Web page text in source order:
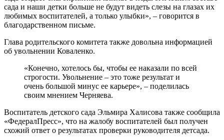
сада и наши детки больше не будут видеть слезы на глазах их
любимых воспитателей, а только улыбки», – говорится в
благодарственном письме.
Глава родительского комитета также довольна информацией
об увольнении Коваленко.
«Конечно, хотелось бы, чтобы ее наказали по всей
строгости. Увольнение – это тоже результат и
очень большой минус ее карьере», – поделилась
своим мнением Черняева.
Воспитатель детского сада Эльмира Халисова также сообщила
«ФедералПресс», что на жалобу воспитателей был получен
схожий ответ о результатах проверки руководителя детсада.